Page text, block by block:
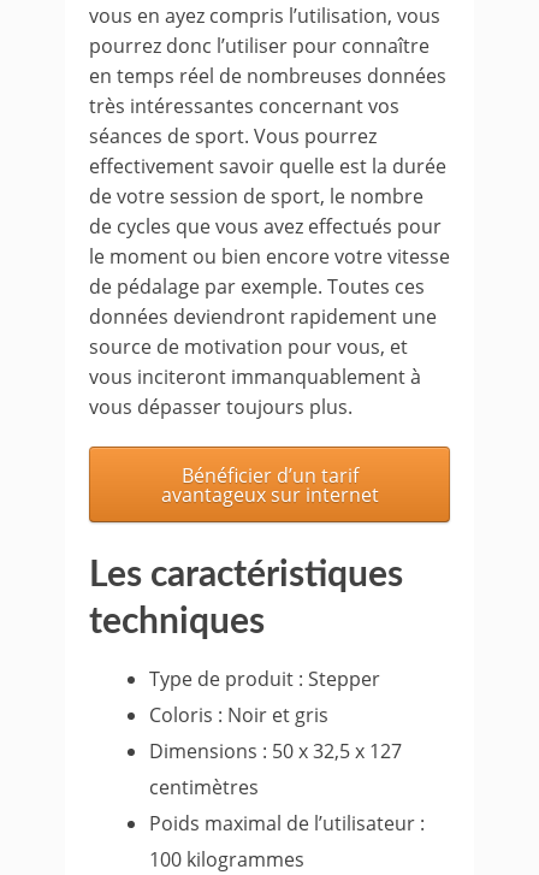
vous en ayez compris l’utilisation, vous
pourrez donc l’utiliser pour connaître
en temps réel de nombreuses données
très intéressantes concernant vos
séances de sport. Vous pourrez
effectivement savoir quelle est la durée
de votre session de sport, le nombre
de cycles que vous avez effectués pour
le moment ou bien encore votre vitesse
de pédalage par exemple. Toutes ces
données deviendront rapidement une
source de motivation pour vous, et
vous inciteront immanquablement à
vous dépasser toujours plus.
Bénéficier d’un tarif
avantageux sur internet
Les caractéristiques
techniques
Type de produit : Stepper
Coloris : Noir et gris
Dimensions : 50 x 32,5 x 127
centimètres
Poids maximal de l’utilisateur :
100 kilogrammes